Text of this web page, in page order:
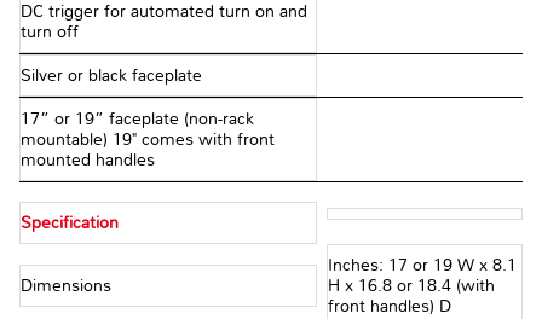
DC trigger for automated turn on and
turn off
Silver or black faceplate
17” or 19” faceplate (non-rack
mountable) 19" comes with front
mounted handles
Specification
Dimensions
Inches: 17 or 19 W x 8.1
H x 16.8 or 18.4 (with
front handles) D